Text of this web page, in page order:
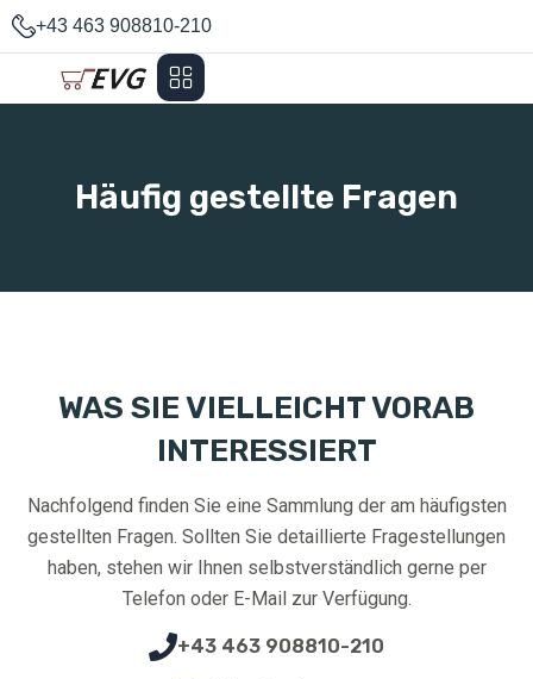
+43 463 908810-210
Häufig gestellte Fragen
WAS SIE VIELLEICHT VORAB
INTERESSIERT
Nachfolgend finden Sie eine Sammlung der am häufigsten
gestellten Fragen. Sollten Sie detaillierte Fragestellungen
haben, stehen wir Ihnen selbstverständlich gerne per
Telefon oder E-Mail zur Verfügung.
+43 463 908810-210